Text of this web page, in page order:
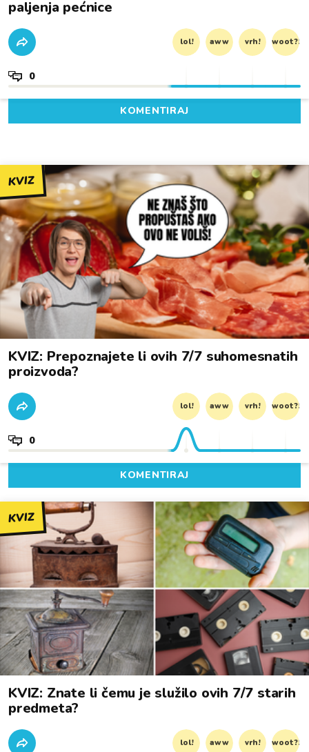
paljenja pećnice
lol! aww vrh! woot?!
0
KOMENTIRAJ
KVIZ
KVIZ: Prepoznajete li ovih 7/7 suhomesnatih
proizvoda?
lol! aww vrh! woot?!
0
KOMENTIRAJ
KVIZ
KVIZ: Znate li čemu je služilo ovih 7/7 starih
predmeta?
lol! aww vrh! woot?!